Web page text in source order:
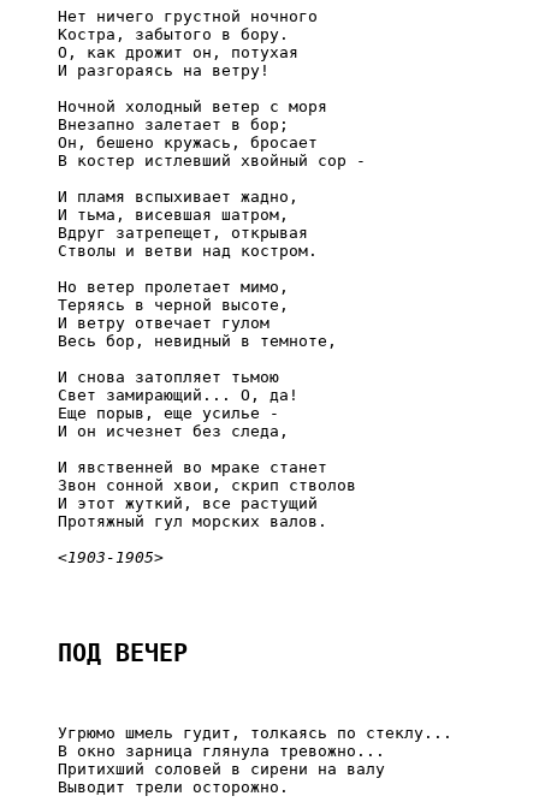
     Нет ничего грустной ночного
     Костра, забытого в бору.
     О, как дрожит он, потухая
     И разгораясь на ветру!
     Ночной холодный ветер с моря
     Внезапно залетает в бор;
     Он, бешено кружась, бросает
     В костер истлевший хвойный сор -
     И пламя вспыхивает жадно,
     И тьма, висевшая шатром,
     Вдруг затрепещет, открывая
     Стволы и ветви над костром.
     Но ветер пролетает мимо,
     Теряясь в черной высоте,
     И ветру отвечает гулом
     Весь бор, невидный в темноте,
     И снова затопляет тьмою
     Свет замирающий... О, да!
     Еще порыв, еще усилье -
     И он исчезнет без следа,
     И явственней во мраке станет
     Звон сонной хвои, скрип стволов
     И этот жуткий, все растущий
     Протяжный гул морских валов.
<1903-1905>
ПОД ВЕЧЕР
     Угрюмо шмель гудит, толкаясь по стеклу...
     В окно зарница глянула тревожно...
     Притихший соловей в сирени на валу
     Выводит трели осторожно.